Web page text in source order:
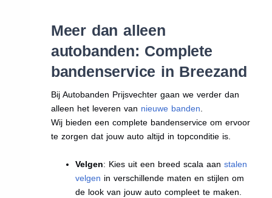
Meer dan alleen
autobanden: Complete
bandenservice in Breezand
Bij Autobanden Prijsvechter gaan we verder dan
alleen het leveren van nieuwe banden.
Wij bieden een complete bandenservice om ervoor
te zorgen dat jouw auto altijd in topconditie is.
Velgen: Kies uit een breed scala aan stalen
velgen in verschillende maten en stijlen om
de look van jouw auto compleet te maken.